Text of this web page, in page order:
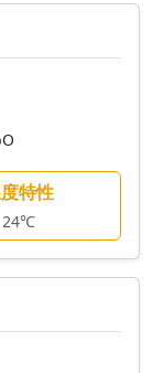
特性
24℃